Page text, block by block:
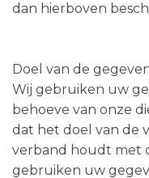
dan hierboven
Doel van de
Wij gebruiken uw
behoeve van onze
dat het doel van de
verband houdt met
gebruiken uw